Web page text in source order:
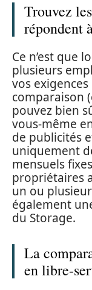
Trouvez
répondent
Ce n’est que
plusieurs
vos
comparaison
pouvez bien
vous-même
de publicités
uniquement
mensuels
propriétaires
un ou
également
du Storage.
La
en libre-